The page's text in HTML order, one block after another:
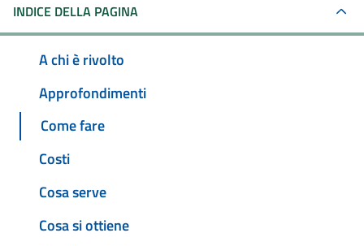
INDICE DELLA PAGINA
A chi è rivolto
Approfondimenti
Come fare
Costi
Cosa serve
Cosa si ottiene